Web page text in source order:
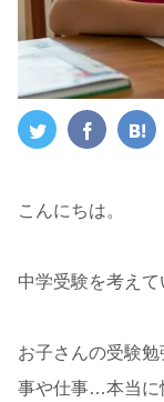
こんにちは。
中学受験を考えて
お子さんの受験
事や仕事…本当に